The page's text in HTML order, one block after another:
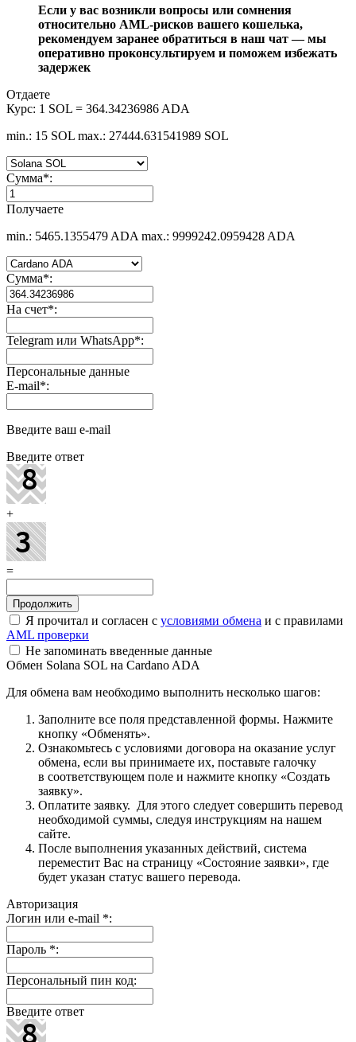
Если у вас возникли вопросы или сомнения
относительно AML-рисков вашего кошелька,
рекомендуем заранее обратиться в наш чат — мы
оперативно проконсультируем и поможем избежать
задержек
Отдаете
Курс: 1 SOL = 364.34236986 ADA
min.: 15 SOL max.: 27444.631541989 SOL
Сумма*:
Получаете
min.: 5465.1355479 ADA max.: 9999242.0959428 ADA
Сумма*:
На счет*:
Telegram или WhatsApp*:
Персональные данные
E-mail*:
Введите ваш e-mail
Введите ответ
+
=
Я прочитал и согласен с условиями обмена и с правилами
AML проверки
Не запоминать введенные данные
Обмен Solana SOL на Cardano ADA
Для обмена вам необходимо выполнить несколько шагов:
Заполните все поля представленной формы. Нажмите
кнопку «Обменять».
Ознакомьтесь с условиями договора на оказание услуг
обмена, если вы принимаете их, поставьте галочку
в соответствующем поле и нажмите кнопку «Создать
заявку».
Оплатите заявку. Для этого следует совершить перевод
необходимой суммы, следуя инструкциям на нашем
сайте.
После выполнения указанных действий, система
переместит Вас на страницу «Состояние заявки», где
будет указан статус вашего перевода.
Авторизация
Логин или e-mail *:
Пароль *:
Персональный пин код:
Введите ответ